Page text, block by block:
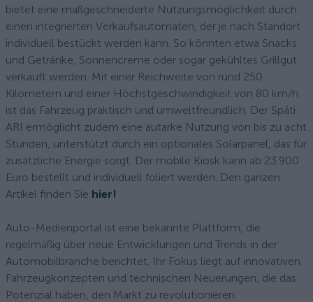
bietet eine maßgeschneiderte Nutzungsmöglichkeit durch
einen integrierten Verkaufsautomaten, der je nach Standort
individuell bestückt werden kann. So könnten etwa Snacks
und Getränke, Sonnencreme oder sogar gekühltes Grillgut
verkauft werden. Mit einer Reichweite von rund 250
Kilometern und einer Höchstgeschwindigkeit von 80 km/h
ist das Fahrzeug praktisch und umweltfreundlich. Der Späti
ARI ermöglicht zudem eine autarke Nutzung von bis zu acht
Stunden, unterstützt durch ein optionales Solarpanel, das für
zusätzliche Energie sorgt. Der mobile Kiosk kann ab 23.900
Euro bestellt und individuell foliert werden. Den ganzen
Artikel finden Sie hier!
Auto-Medienportal ist eine bekannte Plattform, die
regelmäßig über neue Entwicklungen und Trends in der
Automobilbranche berichtet. Ihr Fokus liegt auf innovativen
Fahrzeugkonzepten und technischen Neuerungen, die das
Potenzial haben, den Markt zu revolutionieren.